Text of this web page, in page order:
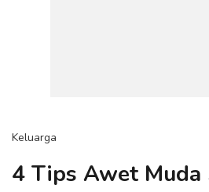
Keluarga
4 Tips Awet Muda